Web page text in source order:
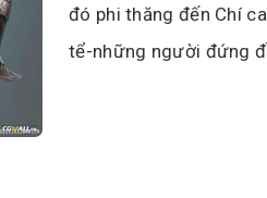
đó phi thăng đến Chí
tể-những người đứng